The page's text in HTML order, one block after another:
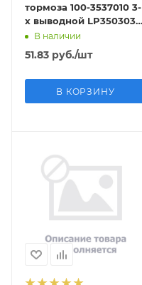
тормоза 100-3537010 3-
х выводной LP3503033
L-POWER
В наличии
51.83 руб./шт
В КОРЗИНУ